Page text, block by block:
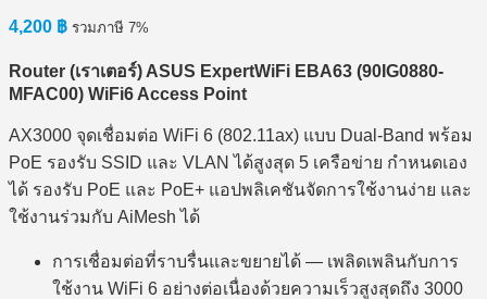
4,200 ฿ รวมภาษี 7%
Router (เราเตอร์) ASUS ExpertWiFi EBA63 (90IG0880-
MFAC00) WiFi6 Access Point
AX3000 จุดเชื่อมต่อ WiFi 6 (802.11ax) แบบ Dual-Band พร้อม
PoE รองรับ SSID และ VLAN ได้สูงสุด 5 เครือข่าย กำหนดเอง
ได้ รองรับ PoE และ PoE+ แอปพลิเคชันจัดการใช้งานง่าย และ
ใช้งานร่วมกับ AiMesh ได้
การเชื่อมต่อที่ราบรื่นและขยายได้ — เพลิดเพลินกับการ
ใช้งาน WiFi 6 อย่างต่อเนื่องด้วยความเร็วสูงสุดถึง 3000